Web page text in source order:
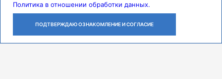
КАБИНЕТ
ЗАЯВКУ
Политика в отношении обработки данных.
ПОДТВЕРЖДАЮ ОЗНАКОМЛЕНИЕ И СОГЛАСИЕ